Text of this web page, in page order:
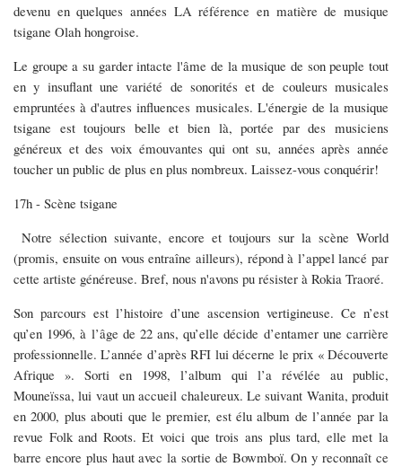
devenu en quelques années LA référence en matière de musique
tsigane Olah hongroise.
Le groupe a su garder intacte l'âme de la musique de son peuple tout
en y insuflant une variété de sonorités et de couleurs musicales
empruntées à d'autres influences musicales. L'énergie de la musique
tsigane est toujours belle et bien là, portée par des musiciens
généreux et des voix émouvantes qui ont su, années après année
toucher un public de plus en plus nombreux. Laissez-vous conquérir!
17h - Scène tsigane
Notre sélection suivante, encore et toujours sur la scène World
(promis, ensuite on vous entraîne ailleurs), répond à l’appel lancé par
cette artiste généreuse. Bref, nous n'avons pu résister à Rokia Traoré.
Son parcours est l’histoire d’une ascension vertigineuse. Ce n’est
qu’en 1996, à l’âge de 22 ans, qu’elle décide d’entamer une carrière
professionnelle. L’année d’après RFI lui décerne le prix « Découverte
Afrique ». Sorti en 1998, l’album qui l’a révélée au public,
Mouneïssa, lui vaut un accueil chaleureux. Le suivant Wanita, produit
en 2000, plus abouti que le premier, est élu album de l’année par la
revue Folk and Roots. Et voici que trois ans plus tard, elle met la
barre encore plus haut avec la sortie de Bowmboï. On y reconnaît ce